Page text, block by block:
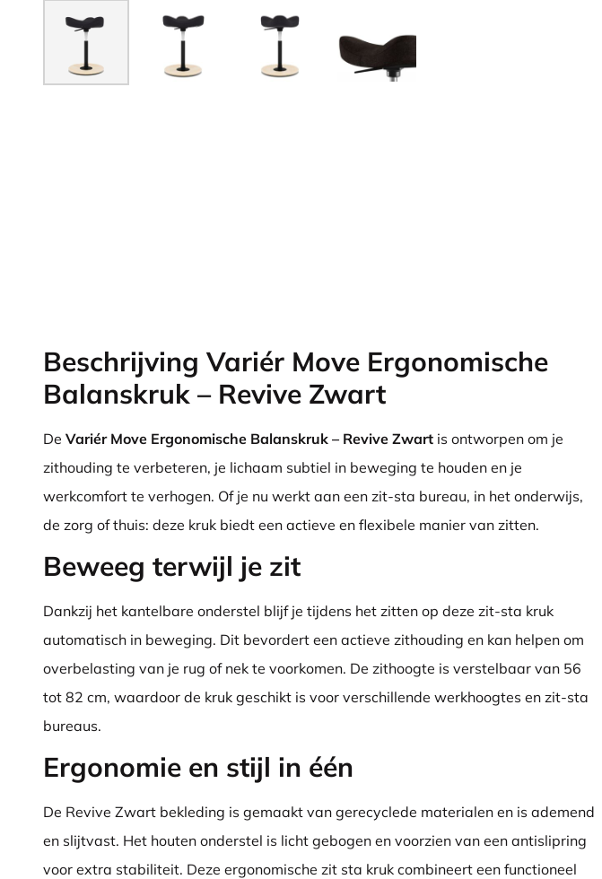
Beschrijving Variér Move Ergonomische
Balanskruk – Revive Zwart
De Variér Move Ergonomische Balanskruk – Revive Zwart is ontworpen om je
zithouding te verbeteren, je lichaam subtiel in beweging te houden en je
werkcomfort te verhogen. Of je nu werkt aan een zit-sta bureau, in het onderwijs,
de zorg of thuis: deze kruk biedt een actieve en flexibele manier van zitten.
Beweeg terwijl je zit
Dankzij het kantelbare onderstel blijf je tijdens het zitten op deze zit-sta kruk
automatisch in beweging. Dit bevordert een actieve zithouding en kan helpen om
overbelasting van je rug of nek te voorkomen. De zithoogte is verstelbaar van 56
tot 82 cm, waardoor de kruk geschikt is voor verschillende werkhoogtes en zit-sta
bureaus.
Ergonomie en stijl in één
De Revive Zwart bekleding is gemaakt van gerecyclede materialen en is ademend
en slijtvast. Het houten onderstel is licht gebogen en voorzien van een antislipring
voor extra stabiliteit. Deze ergonomische zit sta kruk combineert een functioneel